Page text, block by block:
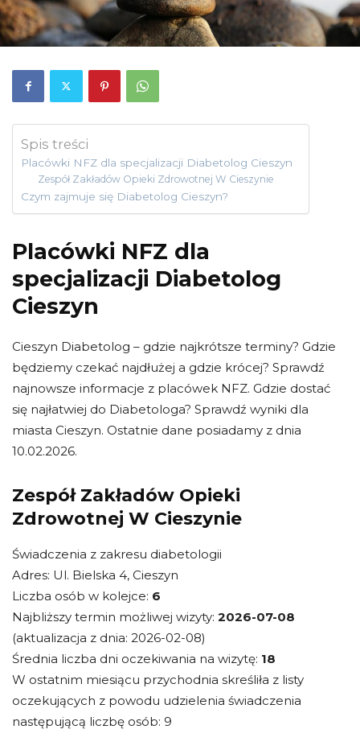
Spis treści
Placówki NFZ dla specjalizacji Diabetolog Cieszyn
Zespół Zakładów Opieki Zdrowotnej W Cieszynie
Czym zajmuje się Diabetolog Cieszyn?
Placówki NFZ dla
specjalizacji Diabetolog
Cieszyn
Cieszyn Diabetolog – gdzie najkrótsze terminy? Gdzie
będziemy czekać najdłużej a gdzie krócej? Sprawdź
najnowsze informacje z placówek NFZ. Gdzie dostać
się najłatwiej do Diabetologa? Sprawdź wyniki dla
miasta Cieszyn. Ostatnie dane posiadamy z dnia
10.02.2026.
Zespół Zakładów Opieki
Zdrowotnej W Cieszynie
Świadczenia z zakresu diabetologii
Adres: Ul. Bielska 4, Cieszyn
Liczba osób w kolejce: 6
Najbliższy termin możliwej wizyty: 2026-07-08
(aktualizacja z dnia: 2026-02-08)
Średnia liczba dni oczekiwania na wizytę: 18
W ostatnim miesiącu przychodnia skreśliła z listy
oczekujących z powodu udzielenia świadczenia
następującą liczbę osób: 9